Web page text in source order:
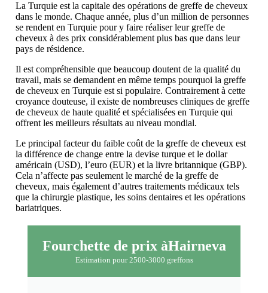
La Turquie est la capitale des opérations de greffe de cheveux
dans le monde. Chaque année, plus d’un million de personnes
se rendent en Turquie pour y faire réaliser leur greffe de
cheveux à des prix considérablement plus bas que dans leur
pays de résidence.
Il est compréhensible que beaucoup doutent de la qualité du
travail, mais se demandent en même temps pourquoi la greffe
de cheveux en Turquie est si populaire. Contrairement à cette
croyance douteuse, il existe de nombreuses cliniques de greffe
de cheveux de haute qualité et spécialisées en Turquie qui
offrent les meilleurs résultats au niveau mondial.
Le principal facteur du faible coût de la greffe de cheveux est
la différence de change entre la devise turque et le dollar
américain (USD), l’euro (EUR) et la livre britannique (GBP).
Cela n’affecte pas seulement le marché de la greffe de
cheveux, mais également d’autres traitements médicaux tels
que la chirurgie plastique, les soins dentaires et les opérations
bariatriques.
Fourchette de prix àHairneva
Estimation pour 2500-3000 greffons